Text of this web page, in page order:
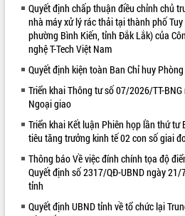
Khám bệnh, cấp phát thuốc miễn phí
và tặng quà người dân xã Cư Pui
Hội nghị UBND tỉnh Đắk Lắk thường kỳ
tháng 7/2026
Lễ truy tặng danh hiệu “Bà Mẹ Việt
Nam Anh hùng” và trao Huân chương
UBND tỉnh Đắk Lắk triển khai nhiệm
vụ 6 tháng cuối năm 2026
Kỳ họp thứ Hai, Hội đồng nhân dân
ALBUM ẢNH
Quyết định chấp thuận điều chỉnh chủ
nhà máy xử lý rác thải tại thành phố
phường Bình Kiến, tỉnh Đắk Lắk) của
nghệ T-Tech Việt Nam
Quyết định kiện toàn Ban Chỉ huy
Triển khai Thông tư số 07/2026/TT-
Ngoại giao
Triển khai Kết luận Phiên họp lần thứ tư
tiêu tăng trưởng kinh tế 02 con số giai
Thông báo Về việc đính chính tọa độ
Quyết định số 2317/QĐ-UBND ngày
tỉnh
Quyết định UBND tỉnh về tổ chức lại